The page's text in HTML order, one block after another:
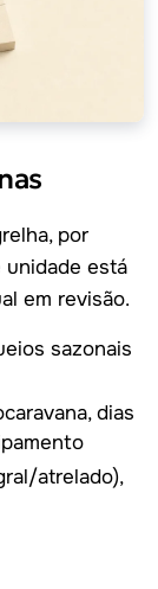
por
unidade está
em revisão.
sazonais
dias
atrelado),